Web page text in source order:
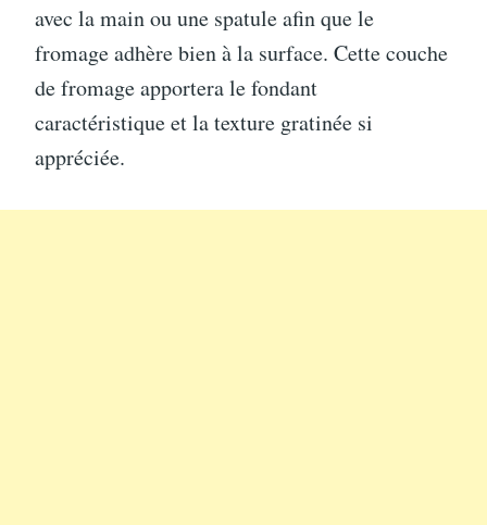
avec la main ou une spatule afin que le
fromage adhère bien à la surface. Cette couche
de fromage apportera le fondant
caractéristique et la texture gratinée si
appréciée.